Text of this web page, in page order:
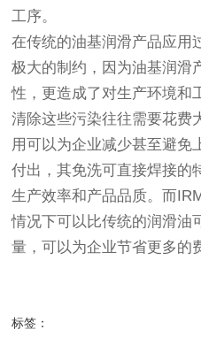
工序。
在传统的油基润滑产品应用
极大的制约，因为油基润滑
性，更造成了对生产环境和
清除这些污染往往需要花费
用可以为企业减少甚至避免
付出，其免洗可直接焊接的
生产效率和产品品质。而
情况下可以比传统的润滑油
量，可以为企业节省更多的
标签：